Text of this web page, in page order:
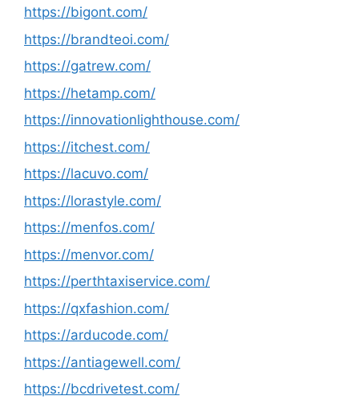
https://bigont.com/
https://brandteoi.com/
https://gatrew.com/
https://hetamp.com/
https://innovationlighthouse.com/
https://itchest.com/
https://lacuvo.com/
https://lorastyle.com/
https://menfos.com/
https://menvor.com/
https://perthtaxiservice.com/
https://qxfashion.com/
https://arducode.com/
https://antiagewell.com/
https://bcdrivetest.com/